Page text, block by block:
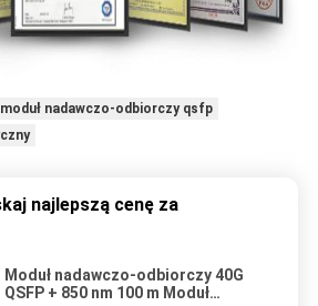
moduł nadawczo-odbiorczy qsfp
najlepszą cenę za
Moduł nadawczo-odbiorczy 40G
QSFP + 850 nm 100 m Moduł